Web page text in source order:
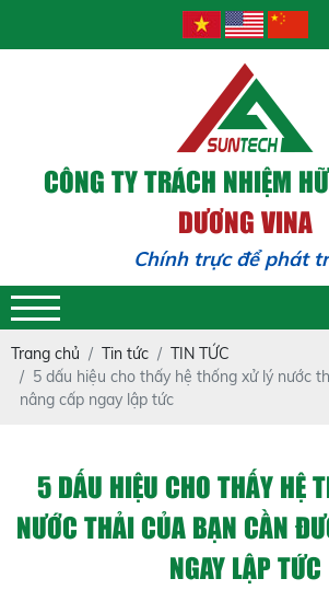
CÔNG TY TRÁCH NHIỆM
DƯƠNG VINA
Chính trực để phát triển
Trang chủ Tin tức
TIN TỨC
5 dấu hiệu cho thấy hệ thống xử lý nước
nâng cấp ngay lập tức
5 DẤU HIỆU CHO THẤY HỆ
NƯỚC THẢI CỦA BẠN CẦN
NGAY LẬP TỨC